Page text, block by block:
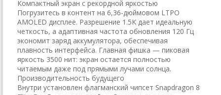
Компактный экран с рекордной яркостью
Погрузитесь в контент на 6,36-дюймовом LTPO
AMOLED дисплее. Разрешение 1.5K дает идеальную
четкость, а адаптивная частота обновления 120 Гц
экономит заряд аккумулятора, обеспечивая
плавность интерфейса. Главная фишка — пиковая
яркость 3500 нит: экран остается полностью
читаемым даже под прямыми лучами солнца.
Производительность будущего
Внутри установлен флагманский чипсет Snapdragon 8